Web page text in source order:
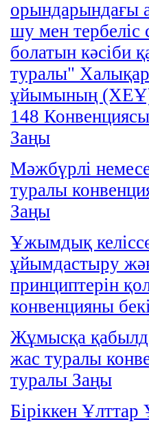
орындарындағы
шу мен тербелiс
болатын кәсiби
туралы"
ұйымының
148
Заңы
Мәжбүрлі
туралы
Заңы
Ұжымдық
ұйымдастыру
принциптерін
конвенцияны
Жұмысқа
жас туралы
туралы Заңы
Біріккен